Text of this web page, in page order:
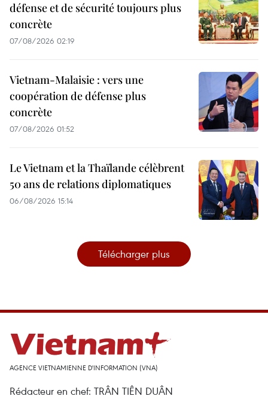
défense et de sécurité toujours plus
concrète
07/08/2026 02:19
Vietnam-Malaisie : vers une
coopération de défense plus
concrète
07/08/2026 01:52
Le Vietnam et la Thaïlande célèbrent
50 ans de relations diplomatiques
06/08/2026 15:14
Télécharger plus
AGENCE VIETNAMIENNE D'INFORMATION (VNA)
Rédacteur en chef: TRÂN TIÊN DUÂN